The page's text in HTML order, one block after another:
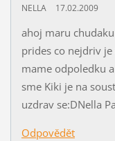
NELLA 17.02.2009
ahoj maru
prides co nejdriv
mame odpoledku
sme Kiki je na
uzdrav se:DNella
Odpovědět